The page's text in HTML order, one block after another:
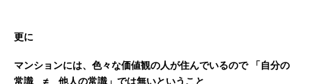
更に
マンションには、色々な価値観の人が住んでいるので
「自分の
常識 ≠ 他人の常識」では無いということ